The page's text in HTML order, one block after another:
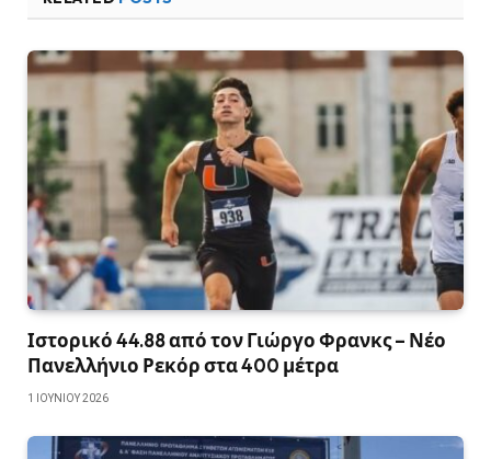
Ιστορικό 44.88 από τον Γιώργο Φρανκς – Νέο
Πανελλήνιο Ρεκόρ στα 400 μέτρα
1 ΙΟΥΝΊΟΥ 2026